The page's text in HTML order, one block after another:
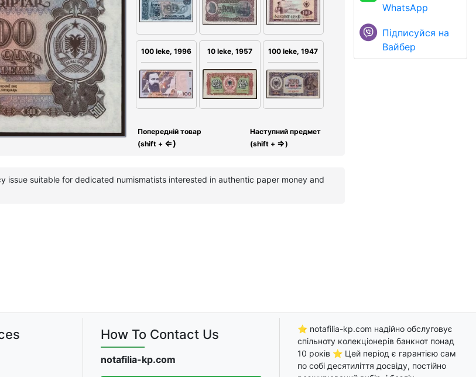
100 leke, 1996 10 leke, 1957 100 leke, 1947
Попередній товар
(shift + ⇐)
Наступний предмет
(shift + ⇒)
issue suitable for dedicated numismatists interested in authentic paper money and
WhatsApp
Підписуйся на
Вайбер
How To Contact Us
notafilia-kp.com
⭐ notafilia-kp.com надійно обслуговує
спільноту колекціонерів банкнот понад
10 років ⭐ Цей період є гарантією сам
по собі десятиліття досвіду, постійно